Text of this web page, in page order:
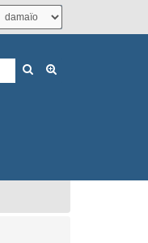
Rechercher